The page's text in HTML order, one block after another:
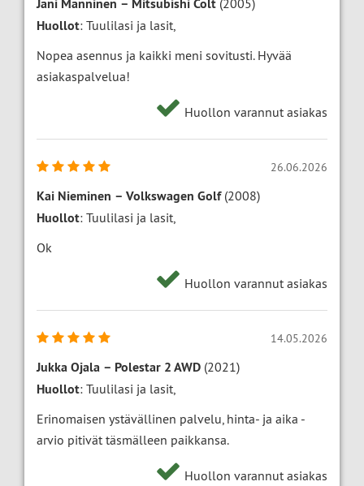
Huollot: Tuulilasi ja lasit,
Nopea asennus ja kaikki meni sovitusti. Hyvää
asiakaspalvelua!
Huollon varannut asiakas
26.06.2026
Kai Nieminen – Volkswagen Golf(2008)
Huollot: Tuulilasi ja lasit,
Ok
Huollon varannut asiakas
14.05.2026
Jukka Ojala – Polestar 2 AWD (2021)
Huollot: Tuulilasi ja lasit,
Erinomaisen ystävällinen palvelu, hinta- ja aika -
arvio pitivät täsmälleen paikkansa.
Huollon varannut asiakas